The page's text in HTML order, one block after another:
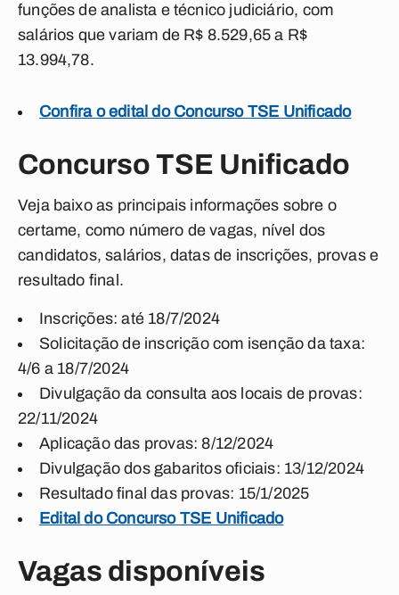
funções de analista e técnico judiciário, com
salários que variam de R$ 8.529,65 a R$
13.994,78.
Confira o edital do Concurso TSE Unificado
Concurso TSE Unificado
Veja baixo as principais informações sobre o
certame, como número de vagas, nível dos
candidatos, salários, datas de inscrições, provas e
resultado final.
Inscrições: até 18/7/2024
Solicitação de inscrição com isenção da taxa:
4/6 a 18/7/2024
Divulgação da consulta aos locais de provas:
22/11/2024
Aplicação das provas: 8/12/2024
Divulgação dos gabaritos oficiais: 13/12/2024
Resultado final das provas: 15/1/2025
Edital do Concurso TSE Unificado
Vagas disponíveis